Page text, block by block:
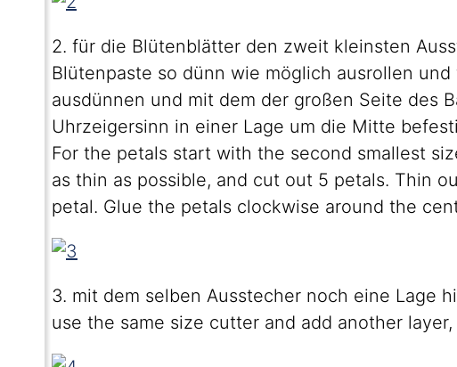
2. für die Blütenblätter den zweit kleinsten
Blütenpaste so dünn wie möglich ausrollen
ausdünnen und mit dem der großen Seite des
Uhrzeigersinn in einer Lage um die Mitte
For the petals start with the second smallest
as thin as possible, and cut out 5 petals. Thin
petal. Glue the petals clockwise around the
3. mit dem selben Ausstecher noch eine Lage
use the same size cutter and add another